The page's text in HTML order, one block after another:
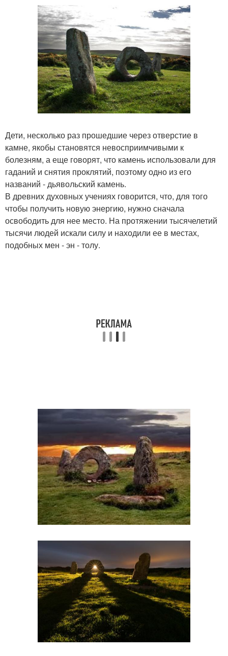
Дети, несколько раз прошедшие через отверстие в
камне, якобы становятся невосприимчивыми к
болезням, а еще говорят, что камень использовали для
гаданий и снятия проклятий, поэтому одно из его
названий - дьявольский камень.
В древних духовных учениях говорится, что, для того
чтобы получить новую энергию, нужно сначала
освободить для нее место. На протяжении тысячелетий
тысячи людей искали силу и находили ее в местах,
подобных мен - эн - толу.